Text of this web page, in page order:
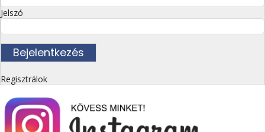
Jelszó
Regisztrálok